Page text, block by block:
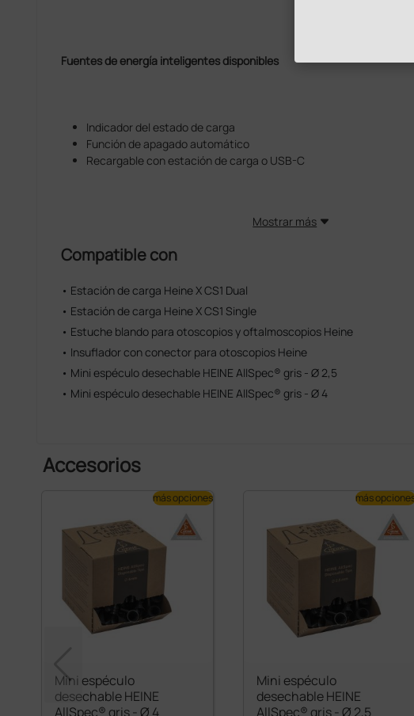
Fuentes de energía inteligentes disponibles
Indicador del estado de carga
Función de apagado automático
Recargable con estación de carga o USB-C
Mostrar más
Compatible con
• Estación de carga Heine X CS1 Dual
• Estación de carga Heine X CS1 Single
• Estuche blando para otoscopios y oftalmoscopios Heine
• Insuflador con conector para otoscopios Heine
• Mini espéculo desechable HEINE AllSpec® gris - Ø 2,5
• Mini espéculo desechable HEINE AllSpec® gris - Ø 4
Accesorios
Mini espéculo
desechable HEINE
AllSpec® gris - Ø 4
más opciones
Mini espéculo
desechable HEINE
AllSpec® gris - Ø 2,5
más